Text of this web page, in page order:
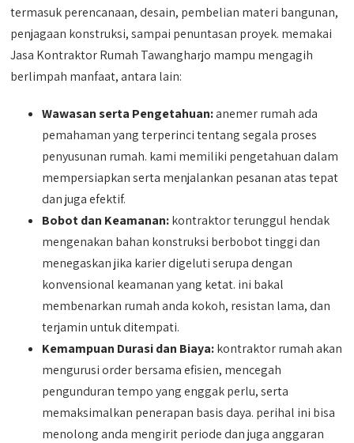
termasuk perencanaan, desain, pembelian materi bangunan,
penjagaan konstruksi, sampai penuntasan proyek. memakai
Jasa Kontraktor Rumah Tawangharjo mampu mengagih
berlimpah manfaat, antara lain:
Wawasan serta Pengetahuan:anemer rumah ada
pemahaman yang terperinci tentang segala proses
penyusunan rumah. kami memiliki pengetahuan dalam
mempersiapkan serta menjalankan pesanan atas tepat
dan juga efektif.
Bobot dan Keamanan:kontraktor terunggul hendak
mengenakan bahan konstruksi berbobot tinggi dan
menegaskan jika karier digeluti serupa dengan
konvensional keamanan yang ketat. ini bakal
membenarkan rumah anda kokoh, resistan lama, dan
terjamin untuk ditempati.
Kemampuan Durasi dan Biaya:kontraktor rumah akan
mengurusi order bersama efisien, mencegah
pengunduran tempo yang enggak perlu, serta
memaksimalkan penerapan basis daya. perihal ini bisa
menolong anda mengirit periode dan juga anggaran